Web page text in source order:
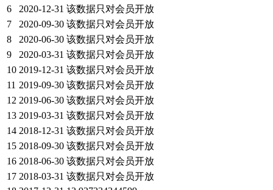
6
2020-12-31 该数据只对会员开放
7
2020-09-30 该数据只对会员开放
8
2020-06-30 该数据只对会员开放
9
2020-03-31 该数据只对会员开放
10 2019-12-31 该数据只对会员开放
11 2019-09-30 该数据只对会员开放
12 2019-06-30 该数据只对会员开放
13 2019-03-31 该数据只对会员开放
14 2018-12-31 该数据只对会员开放
15 2018-09-30 该数据只对会员开放
16 2018-06-30 该数据只对会员开放
17 2018-03-31 该数据只对会员开放